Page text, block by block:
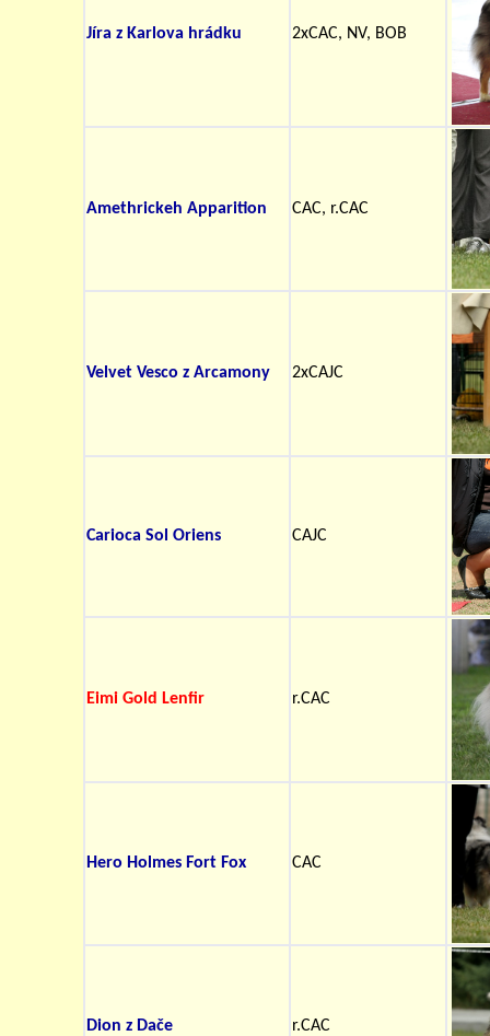
Jíra z Karlova hrádku 2xCAC, NV, BOB
Amethrickeh Apparition CAC, r.CAC
Velvet Vesco z Arcamony 2xCAJC
Carioca Sol Oriens CAJC
Eimi Gold Lenfir r.CAC
Hero Holmes Fort Fox CAC
Dion z Dače r.CAC